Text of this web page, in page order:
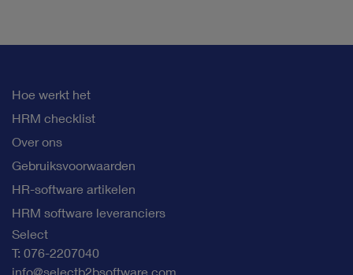
Hoe werkt het
HRM checklist
Over ons
Gebruiksvoorwaarden
HR-software artikelen
HRM software leveranciers
Select
T: 076-2207040
info@selectb2bsoftware.com